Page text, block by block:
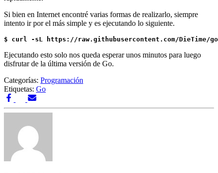
Si bien en Internet encontré varias formas de realizarlo, siempre
intento ir por el más simple y es ejecutando lo siguiente.
$ curl -sL https://raw.githubusercontent.com/DieTime/
Ejecutando esto solo nos queda esperar unos minutos para luego
disfrutar de la última versión de Go.
Categorías: Programación
Etiquetas: Go